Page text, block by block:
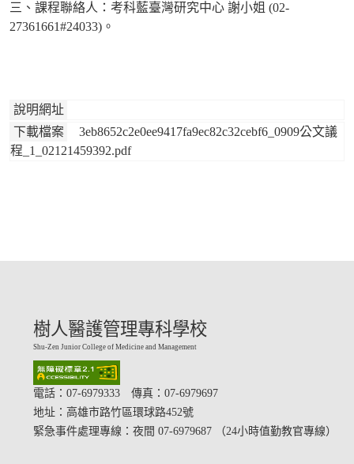
三、課程聯絡人：考科藍臺灣研究中心 謝小姐 (02-
27361661#24033)。
說明網址
下載檔案
3eb8652c2e0ee9417fa9ec82c32cebf6_0909公文議
程_1_02121459392.pdf
樹人醫護管理專科學校
Shu-Zen Junior College of Medicine and Management
電話：07-6979333 傳真：07-6979697
地址： 高雄市路竹區環球路452號
緊急事件處理專線：夜間 07-6979687 （24小時值勤教官專線）